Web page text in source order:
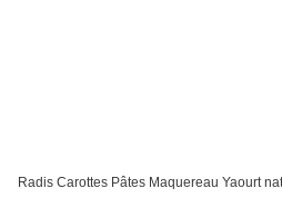
Radis Carottes Pâtes Maquereau Yaourt